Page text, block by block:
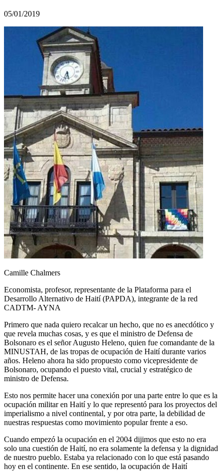
05/01/2019
Camille Chalmers
Economista, profesor, representante de la Plataforma para el
Desarrollo Alternativo de Haití (PAPDA), integrante de la red
CADTM- AYNA
Primero que nada quiero recalcar un hecho, que no es anecdótico y
que revela muchas cosas, y es que el ministro de Defensa de
Bolsonaro es el señor Augusto Heleno, quien fue comandante de la
MINUSTAH, de las tropas de ocupación de Haití durante varios
años. Heleno ahora ha sido propuesto como vicepresidente de
Bolsonaro, ocupando el puesto vital, crucial y estratégico de
ministro de Defensa.
Esto nos permite hacer una conexión por una parte entre lo que es la
ocupación militar en Haití y lo que representó para los proyectos del
imperialismo a nivel continental, y por otra parte, la debilidad de
nuestras respuestas como movimiento popular frente a eso.
Cuando empezó la ocupación en el 2004 dijimos que esto no era
solo una cuestión de Haití, no era solamente la defensa y la dignidad
de nuestro pueblo. Estaba ya relacionado con lo que está pasando
hoy en el continente. En ese sentido, la ocupación de Haití